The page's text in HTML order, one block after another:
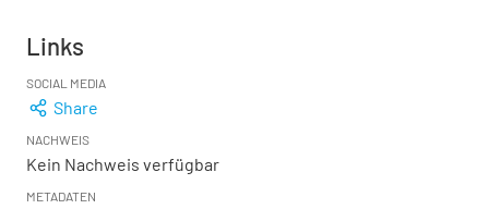
Links
SOCIAL MEDIA
Share
NACHWEIS
Kein Nachweis verfügbar
METADATEN